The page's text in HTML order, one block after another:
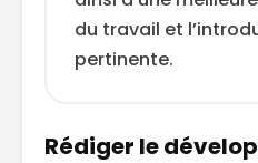
du travail et
pertinente.
Rédiger le